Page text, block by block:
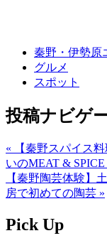
秦野・伊勢原
グルメ
スポット
投稿ナビゲ
« 【秦野スパイス
いのMEAT & SPICE
【秦野陶芸体験】
房で初めての陶芸 »
Pick Up